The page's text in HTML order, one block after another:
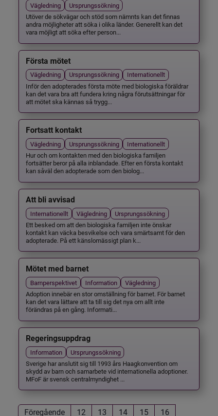
Vägledning
Ursprungssökning
Utöver de sökvägar och stöd som nämnts kan det finnas
andra möjligheter att söka i olika länder. Generellt kan det
vara möjligt att söka efter person...
Första mötet
Vägledning Ursprungssökning
Internationellt
Inför den adopterades första möte med biologiska föräldrar
kan det vara bra att fundera kring några förutsättningar för
att mötet ska kännas så trygg...
Fortsatt kontakt
Vägledning Ursprungssökning
Internationellt
Hur och om kontakten med den biologiska familjen
fortsätter beror på alla inblandade. Efter en första kontakt
kan såväl den adopterade som den biolog...
Att bli avvisad
Internationellt Vägledning
Ursprungssökning
Ett besked om att den biologiska familjen inte önskar
kontakt kan väcka besvikelse och vara smärtsamt för den
adopterade. På ett känslomässigt plan k...
Mötet med barnet
Barnperspektivet Information
Vägledning
Adoption innebär en stor omställning för barnet. För barnet
kan det vara lättare att ta till sig det nya om allt inte
förändras på en gång. Informati...
Regeringsuppdrag
Information
Ursprungssökning
Sverige har anslutit sig till 1993 års Haagkonvention om
skydd av barn och samarbete vid internationella adoptioner.
MFoF är svensk centralmyndighet ...
Föregående 12 13 14 15
16